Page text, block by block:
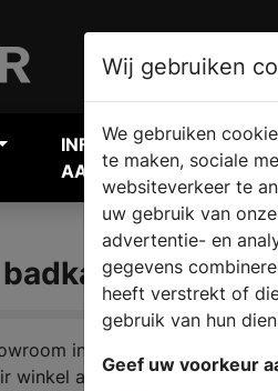
INFORMATIE
AANVRAGEN
in
in Avenhorn? Wanneer u
winkel alle informatie en
Wij gebruiken
We gebruiken
te maken, sociale
websiteverkeer te
uw gebruik van
advertentie- en
gegevens
heeft verstrekt of
gebruik van hun
Geef uw voorkeur